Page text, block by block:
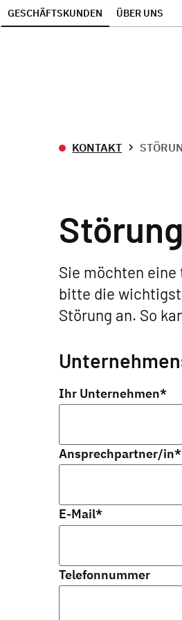
GESCHÄFTSKUNDEN ÜBER UNS
KONTAKT
Sie möchten eine
bitte die
Störung an. So
Ihr Unternehmen*
Ansprechpartner/in*
E-Mail*
Telefonnummer